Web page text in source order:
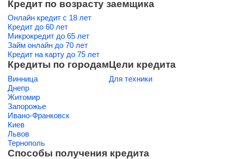
Кредит по возрасту заемщика
Онлайн кредит с 18 лет
Кредит до 60 лет
Микрокредит до 65 лет
Займ онлайн до 70 лет
Кредит на карту до 75 лет
Кредиты по городам
Винница
Днепр
Житомир
Запорожье
Ивано-Франковск
Киев
Львов
Тернополь
Цели кредита
Для техники
Способы получения кредита